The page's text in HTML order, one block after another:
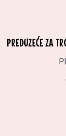
PREDUZEĆE ZA